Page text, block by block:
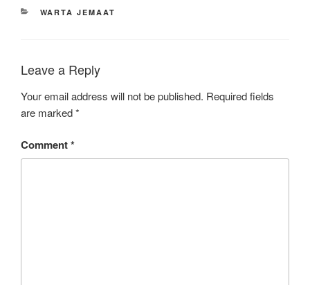
CATEGORIES
WARTA JEMAAT
Leave a Reply
Your email address will not be published. Required fields
are marked*
Comment*